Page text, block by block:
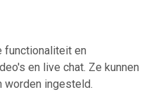
functionaliteit en
en live chat. Ze kunnen
worden ingesteld.